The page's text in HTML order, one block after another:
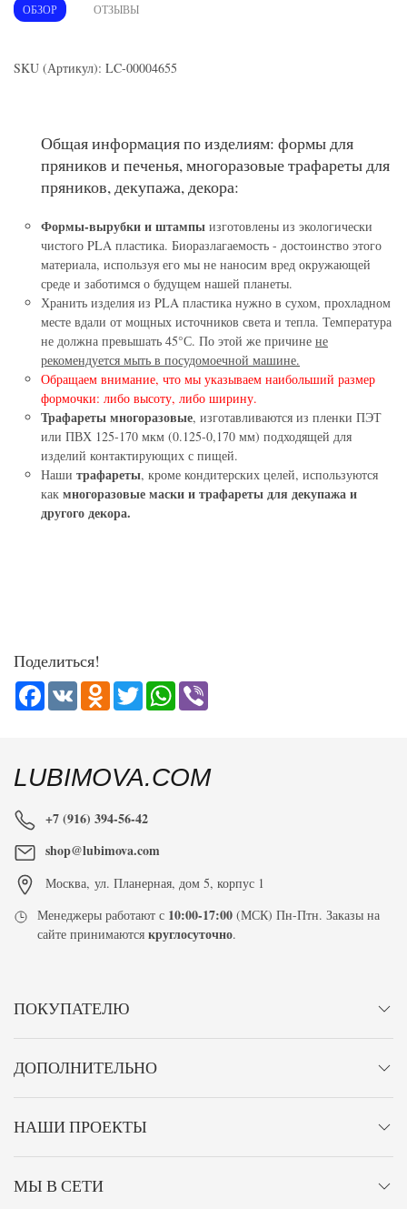
ОБЗОР ОТЗЫВЫ
SKU (Артикул): LC-00004655
Общая информация по изделиям: формы для
пряников и печенья, многоразовые трафареты для
пряников, декупажа, декора:
Формы-вырубки и штампы изготовлены из экологически
чистого PLA пластика. Биоразлагаемость - достоинство этого
материала, используя его мы не наносим вред окружающей
среде и заботимся о будущем нашей планеты.
Хранить изделия из PLA пластика нужно в сухом, прохладном
месте вдали от мощных источников света и тепла. Температура
не должна превышать 45°С. По этой же причине не
рекомендуется мыть в посудомоечной машине.
Обращаем внимание, что мы указываем наибольший размер
формочки: либо высоту, либо ширину.
Трафареты многоразовые, изготавливаются из пленки ПЭТ
или ПВХ 125-170 мкм (0.125-0,170 мм) подходящей для
изделий контактирующих с пищей.
Наши трафареты, кроме кондитерских целей, используются
как многоразовые маски и трафареты для декупажа и
другого декора.
Поделиться!
Facebook
VK Odnoklassniki
TwitterWhatsApp
LUBIMOVA.COM
+7 (916) 394-56-42
shop@lubimova.com
Москва, ул. Планерная, дом 5, корпус 1
Менеджеры работают с 10:00-17:00 (МСК) Пн-Птн. Заказы на
сайте принимаютсякруглосуточно.
ПОКУПАТЕЛЮ
ДОПОЛНИТЕЛЬНО
НАШИ ПРОЕКТЫ
МЫ В СЕТИ